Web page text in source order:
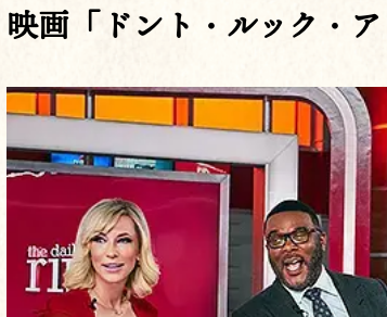
映画「ドント・ルック・